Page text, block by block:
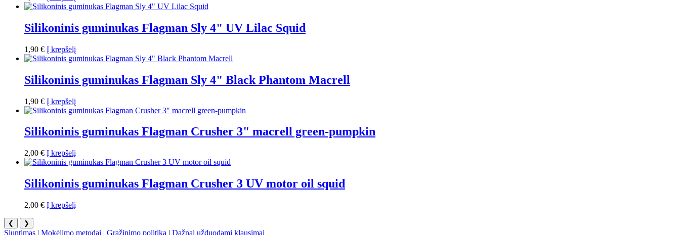
Silikoninis guminukas Flagman Sly 4" UV Lilac Squid
1,90 € Į krepšelį
Silikoninis guminukas Flagman Sly 4" Black Phantom Macrell
1,90 € Į krepšelį
Silikoninis guminukas Flagman Crusher 3" macrell green-pumpkin
2,00 € Į krepšelį
Silikoninis guminukas Flagman Crusher 3 UV motor oil squid
2,00 € Į krepšelį
❮ ❯
Siuntimas | Mokėjimo metodai | Grąžinimo politika | Dažnai užduodami klausimai